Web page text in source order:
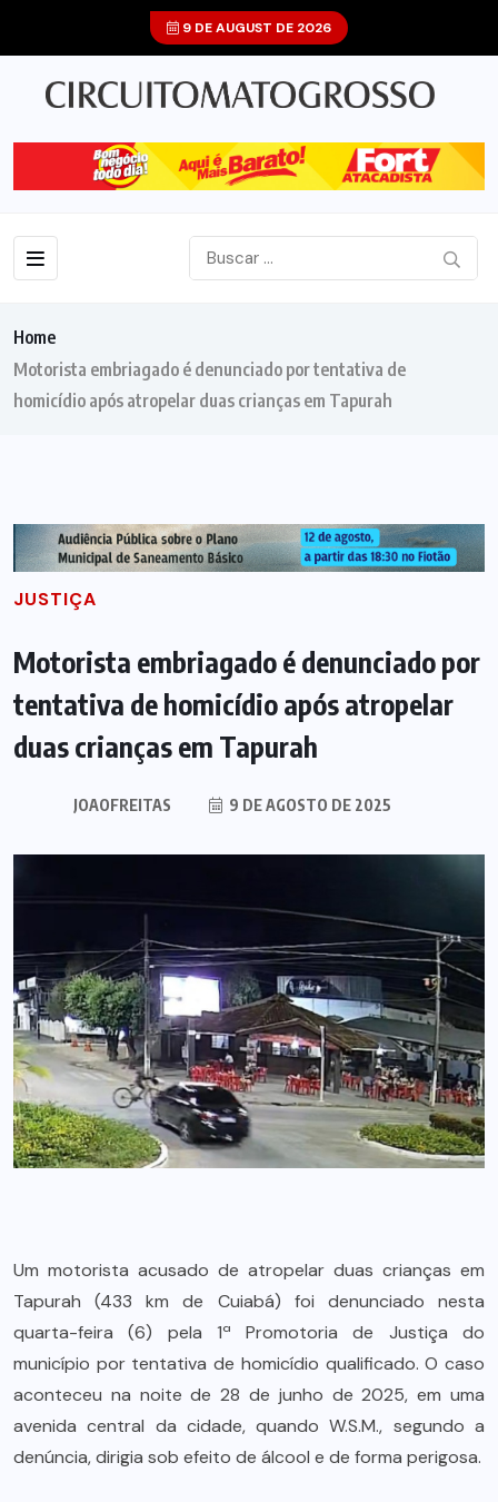
9 DE AUGUST DE 2026
Home
Motorista embriagado é denunciado por tentativa de
homicídio após atropelar duas crianças em Tapurah
JUSTIÇA
Motorista embriagado é denunciado por
tentativa de homicídio após atropelar
duas crianças em Tapurah
JOAOFREITAS 9 DE AGOSTO DE 2025
Um motorista acusado de atropelar duas crianças em
Tapurah (433 km de Cuiabá) foi denunciado nesta
quarta-feira (6) pela 1ª Promotoria de Justiça do
município por tentativa de homicídio qualificado. O caso
aconteceu na noite de 28 de junho de 2025, em uma
avenida central da cidade, quando W.S.M., segundo a
denúncia, dirigia sob efeito de álcool e de forma perigosa.